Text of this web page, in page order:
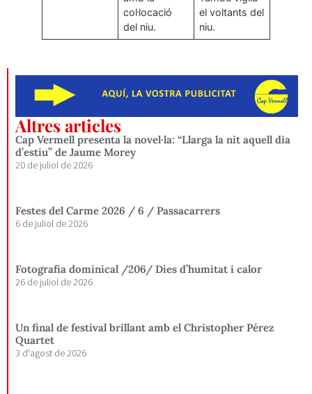
col·locació
del niu.
el voltants del
niu.
Altres articles
Cap Vermell presenta la novel·la: “Llarga la nit aquell dia
d’estiu” de Jaume Morey
20 de juliol de 2026
Festes del Carme 2026 / 6 / Passacarrers
6 de juliol de 2026
Fotografia dominical /206/ Dies d’humitat i calor
26 de juliol de 2026
Un final de festival brillant amb el Christopher Pérez
Quartet
3 d'agost de 2026